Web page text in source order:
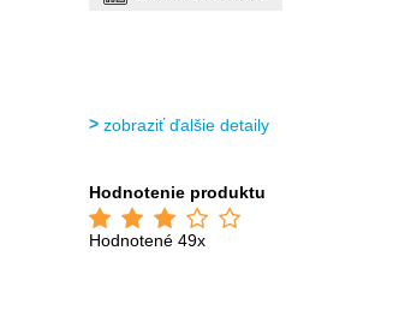
zobraziť ďalšie detaily
Hodnotenie produktu
Hodnotené 49x